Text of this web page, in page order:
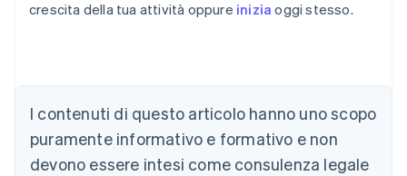
crescita della tua attività oppure inizia oggi stesso.
I contenuti di questo articolo hanno uno scopo
puramente informativo e formativo e non
devono essere intesi come consulenza legale
English
Austria
Deutsch English
Belgio
NederlandsFrançaisDeutschEnglish